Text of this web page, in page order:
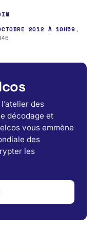
2012 À 10H59,
des
décodage et
vous emmène
des
les